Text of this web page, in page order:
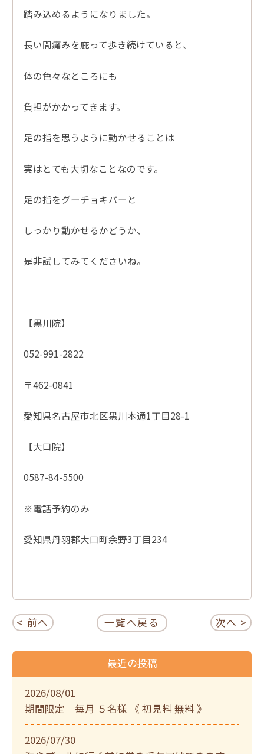
踏み込めるようになりました。
長い間痛みを庇って歩き続けていると、
体の色々なところにも
負担がかかってきます。
足の指を思うように動かせることは
実はとても大切なことなのです。
足の指をグーチョキパーと
しっかり動かせるかどうか、
是非試してみてくださいね。
【黒川院】
052-991-2822
〒462-0841
愛知県名古屋市北区黒川本通1丁目28-1
【大口院】
0587-84-5500
※電話予約のみ
愛知県丹羽郡大口町余野3丁目234
< 前へ 一覧へ戻る 次へ >
最近の投稿
2026/08/01
期間限定 毎月 ５名様 《 初見料 無料 》
2026/07/30